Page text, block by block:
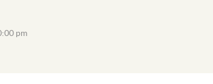
pm